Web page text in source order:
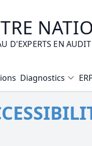
D'EXPERTS EN
Diagnostics
Diagnostic